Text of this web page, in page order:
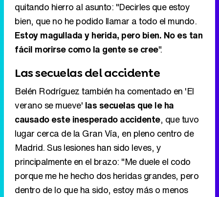
quitando hierro al asunto: "Decirles que estoy
bien, que no he podido llamar a todo el mundo.
Estoy magullada y herida, pero bien. No es tan
fácil morirse como la gente se cree".
Las secuelas del accidente
Belén Rodríguez también ha comentado en 'El
verano se mueve' las secuelas que le ha
causado este inesperado accidente, que tuvo
lugar cerca de la Gran Vía, en pleno centro de
Madrid. Sus lesiones han sido leves, y
principalmente en el brazo: "Me duele el codo
porque me he hecho dos heridas grandes, pero
dentro de lo que ha sido, estoy más o menos